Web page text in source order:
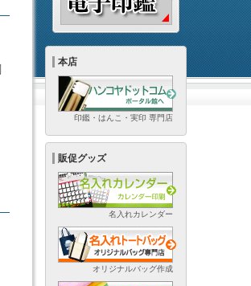
本店
印鑑・はんこ・実印 専門店
販促グッズ
名入れカレンダー
オリジナルバッグ作成